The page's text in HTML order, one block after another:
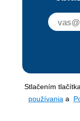
Stlačením
používania a